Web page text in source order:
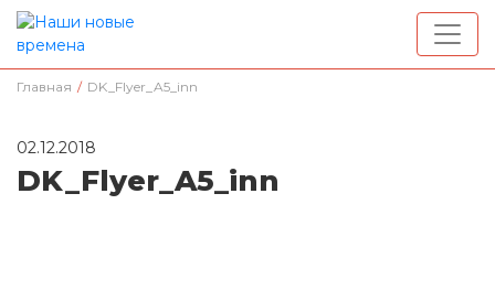
Главная / DK_Flyer_A5_inn
02.12.2018
DK_Flyer_A5_inn